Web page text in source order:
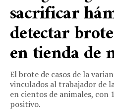
sacrificar
detectar
en tienda de
El brote de casos de la
vinculados al trabajador de
en cientos de animales, con
positivo.